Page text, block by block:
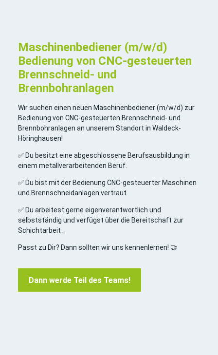
Maschinenbediener (m/w/d)
Bedienung von CNC-gesteuerten
Brennschneid- und
Brennbohranlagen
Wir suchen einen neuen Maschinenbediener (m/w/d) zur
Bedienung von CNC-gesteuerten Brennschneid- und
Brennbohranlagen an unserem Standort in Waldeck-
Höringhausen!
✅ Du besitzt eine abgeschlossene Berufsausbildung in
einem metallverarbeitenden Beruf.
✅ Du bist mit der Bedienung CNC-gesteuerter Maschinen
und Brennschneidanlagen vertraut.
✅ Du arbeitest gerne eigenverantwortlich und
selbstständig und verfügst über die Bereitschaft zur
Schichtarbeit .
Passt zu Dir? Dann sollten wir uns kennenlernen! 🤝
Dann werde Teil des Teams!